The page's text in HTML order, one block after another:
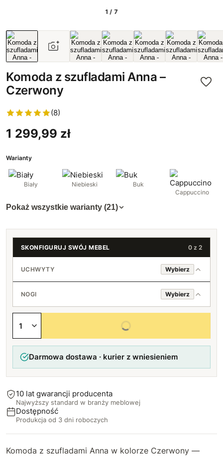
1 / 7
Komoda z szufladami Anna –
Czerwony
(8)
1 299,99 zł
Warianty
Biały Niebieski
Buk
Cappuccino
Pokaż wszystkie warianty (21)
SKONFIGURUJ SWÓJ MEBEL 0 z 2
UCHWYTY Wybierz
Standard (srebrne)
Brak uchwytów
NOGI Wybierz
Wybierz wszystkie opcje
Darmowa dostawa · kurier z wniesieniem
10 lat gwarancji producenta
Najwyższy standard w branży meblowej
Dostępność
Produkcja od 3 dni roboczych
Komoda z szufladami Anna w kolorze Czerwony —